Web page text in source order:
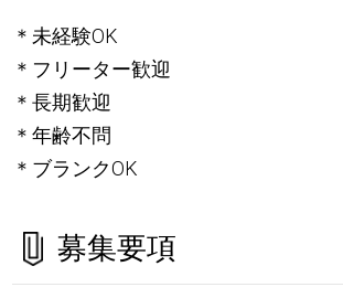
＊未経験OK
＊フリーター歓迎
＊長期歓迎
＊年齢不問
＊ブランクOK
募集要項